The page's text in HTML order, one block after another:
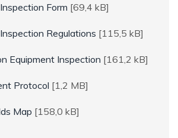
Form [69,4 kB]
Regulations [115,5 kB]
Equipment Inspection [161,2 kB]
Protocol [1,2 MB]
Map [158,0 kB]